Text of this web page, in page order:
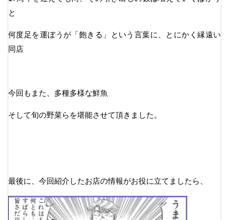
と
何度足を運ぼうが「飽きる」という言葉に、とにかく縁遠い
同店
今回もまた、多種多様な鮮魚
そして旬の野菜らを堪能させて頂きました。
最後に、今回紹介したお店の情報がお役に立てましたら、